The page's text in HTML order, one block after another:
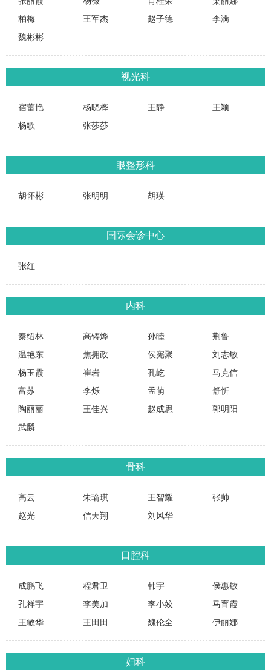
柏梅
王军杰 赵子德
李满
魏彬彬
视光科
宿蕾艳 杨晓桦 王静
王颖
杨歌
张莎莎
眼整形科
胡怀彬 张明明 胡瑛
国际会诊中心
张红
内科
秦绍林 高铸烨 孙睦
荆鲁
温艳东
焦拥政 侯宪聚
刘志敏
杨玉霞
崔岩 孔屹
马克信
富苏
李烁 孟萌
舒忻
陶丽丽
王佳兴 赵成思
郭明阳
武麟
骨科
高云 朱瑜琪 王智耀
张帅
赵光
信天翔 刘风华
口腔科
成鹏飞 程君卫 韩宇
侯惠敏
孔祥宇
李美加 李小姣
马育霞
王敏华
王田田 魏伦全 伊丽娜
妇科